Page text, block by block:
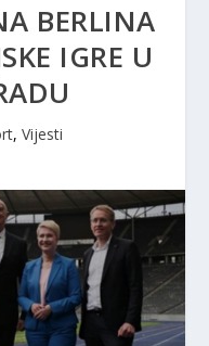
BERLINA
IGRE U
, Vijesti